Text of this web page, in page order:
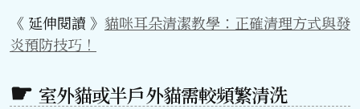
《 延伸閱讀 》 貓咪耳朵清潔教學：正確清理方式與發
炎預防技巧！
室外貓或半戶外貓需較頻繁清洗